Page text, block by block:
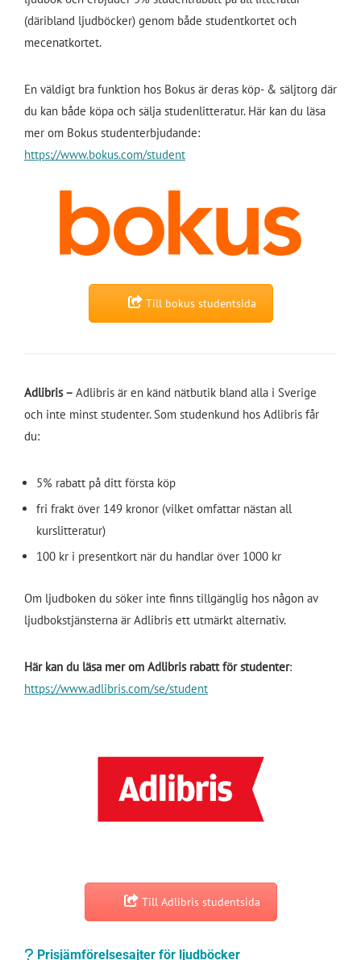
(däribland ljudböcker) genom både studentkortet och
mecenatkortet.
En väldigt bra funktion hos Bokus är deras köp- & säljtorg där
du kan både köpa och sälja studenlitteratur. Här kan du läsa
mer om Bokus studenterbjudande:
https://www.bokus.com/student
Till bokus studentsida
Adlibris – Adlibris är en känd nätbutik bland alla i Sverige
och inte minst studenter. Som studenkund hos Adlibris får
du:
5% rabatt på ditt första köp
fri frakt över 149 kronor (vilket omfattar nästan all
kurslitteratur)
100 kr i presentkort när du handlar över 1000 kr
Om ljudboken du söker inte finns tillgänglig hos någon av
ljudbokstjänsterna är Adlibris ett utmärkt alternativ.
Här kan du läsa mer om Adlibris rabatt för studenter:
https://www.adlibris.com/se/student
Till Adlibris studentsida
Prisjämförelsesajter för ljudböcker